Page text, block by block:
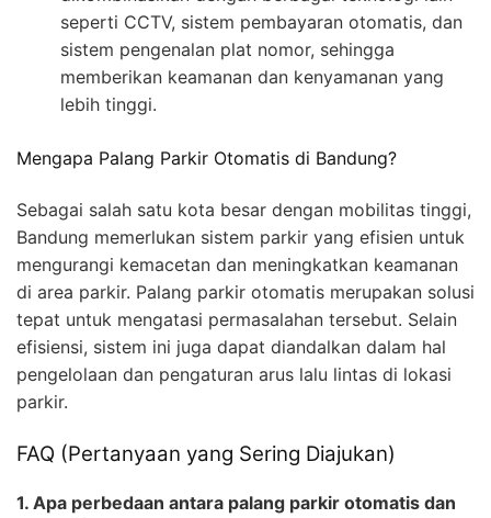
seperti CCTV, sistem pembayaran otomatis, dan
sistem pengenalan plat nomor, sehingga
memberikan keamanan dan kenyamanan yang
lebih tinggi.
Mengapa Palang Parkir Otomatis di Bandung?
Sebagai salah satu kota besar dengan mobilitas tinggi,
Bandung memerlukan sistem parkir yang efisien untuk
mengurangi kemacetan dan meningkatkan keamanan
di area parkir. Palang parkir otomatis merupakan solusi
tepat untuk mengatasi permasalahan tersebut. Selain
efisiensi, sistem ini juga dapat diandalkan dalam hal
pengelolaan dan pengaturan arus lalu lintas di lokasi
parkir.
FAQ (Pertanyaan yang Sering Diajukan)
1. Apa perbedaan antara palang parkir otomatis dan